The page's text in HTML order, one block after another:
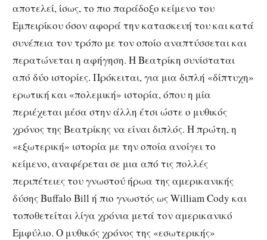
αποτελεί, ίσως, το πιο παράδοξο κείμενο του
Εμπειρίκου όσον αφορά την κατασκευή του και κατά
συνέπεια τον τρόπο με τον οποίο αναπτύσσεται και
περατώνεται η αφήγηση. Η Βεατρίκη συνίσταται
από δύο ιστορίες. Πρόκειται, για μια διπλή «δίπτυχη»
ερωτική και «πολεμική» ιστορία, όπου η μία
περιέχεται μέσα στην άλλη έτσι ώστε ο μυθικός
χρόνος της Βεατρίκης να είναι διπλός. Η πρώτη, η
«εξωτερική» ιστορία με την οποία ανοίγει το
κείμενο, αναφέρεται σε μια από τις πολλές
περιπέτειες του γνωστού ήρωα της αμερικανικής
δύσης Buffalo Bill ή πιο γνωστός ως William Cody και
τοποθετείται λίγα χρόνια μετά τον αμερικανικό
Εμφύλιο. Ο μυθικός χρόνος της «εσωτερικής»